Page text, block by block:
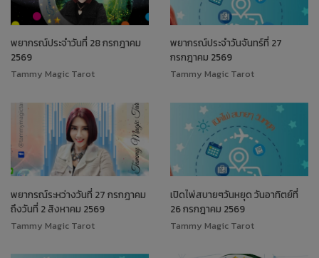
พยากรณ์ประจำวันที่ 28 กรกฎาคม
2569
Tammy Magic Tarot
พยากรณ์ประจำวันจันทร์ที่ 27
กรกฎาคม 2569
Tammy Magic Tarot
พยากรณ์ระหว่างวันที่ 27 กรกฎาคม
ถึงวันที่ 2 สิงหาคม 2569
Tammy Magic Tarot
เปิดไพ่สบายๆวันหยุด วันอาทิตย์ที่
26 กรกฎาคม 2569
Tammy Magic Tarot